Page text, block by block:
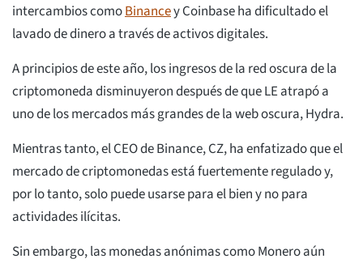
intercambios comoBinancey Coinbase ha dificultado el
lavado de dinero a través de activos digitales.
A principios de este año, los ingresos de la red oscura de la
criptomoneda disminuyeron después de que LE atrapó a
uno de los mercados más grandes de la web oscura, Hydra.
Mientras tanto, el CEO de Binance, CZ, ha enfatizado que el
mercado de criptomonedas está fuertemente regulado y,
por lo tanto, solo puede usarse para el bien y no para
actividades ilícitas.
Sin embargo, las monedas anónimas como Monero aún